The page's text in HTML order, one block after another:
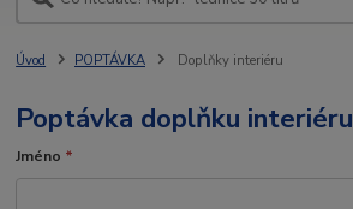
Úvod POPTÁVKA Doplňky interiéru
Poptávka doplňku interiéru
Jméno *